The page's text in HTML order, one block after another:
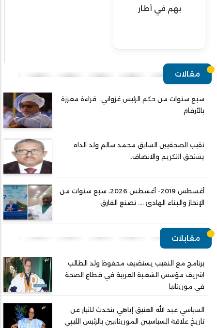
بهم في أطار
مقالات
سبع سنوات من حكم الرئيس غزواني.. قراءة معززة
بالأرقام
نقيب الصحفيين السابق محمد سالم ولد الداه
يستحق التكريم والانصاف..
أغسطس 2019- أغسطس 2026، سبع سنوات من
الإنجاز والبناء الهادئ .... تصنع الفارق
مقابلات
برنامج مع النقيب يستضيف محفوظ ولد الطالب
اشريف مؤسس الشعبة العربية في قطاع الصحة
في موريتانيا
السياسي عبد الله العتيق إياهي يتحدث للتيار عن
تاريخ علاقة السياسيين الموريتانيين بالرئيس الليبي